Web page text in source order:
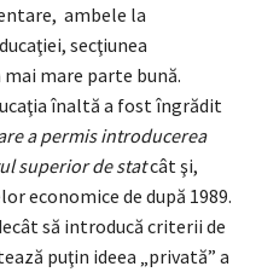
ambele la
secţiunea
mare parte bună.
înaltă a fost îngrădit
a permis introducerea
superior de statcât şi,
economice de după 1989.
să introducă criterii de
puţin ideea „privată” a